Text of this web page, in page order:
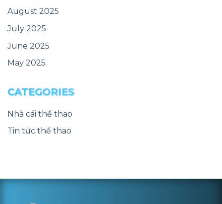
August 2025
July 2025
June 2025
May 2025
CATEGORIES
Nhà cái thể thao
Tin tức thể thao